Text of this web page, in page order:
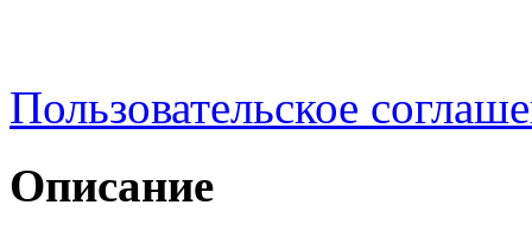
Пользовательское
Описание